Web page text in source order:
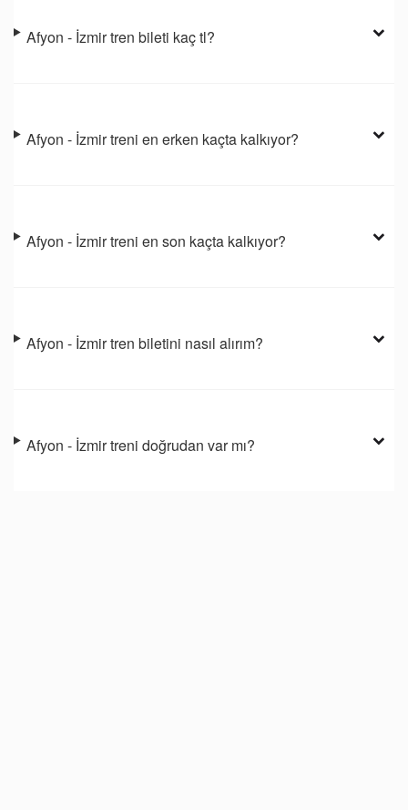
Afyon - İzmir tren bileti kaç tl?
Afyon - İzmir treni en erken kaçta kalkıyor?
Afyon - İzmir treni en son kaçta kalkıyor?
Afyon - İzmir tren biletini nasıl alırım?
Afyon - İzmir treni doğrudan var mı?